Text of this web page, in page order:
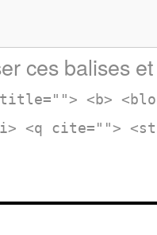
ces balises
<b>
<q cite="">